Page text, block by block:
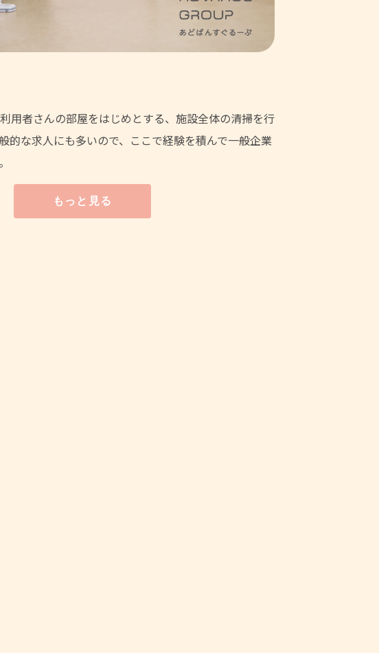
用者さんの部屋をはじめとする、施設全体の清掃を行
的な求人にも多いので、ここで経験を積んで一般企業
もっと見る